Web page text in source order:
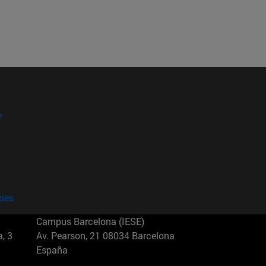
3
Campus Barcelona (IESE)
Av. Pearson, 21 08034 Barcelona
España